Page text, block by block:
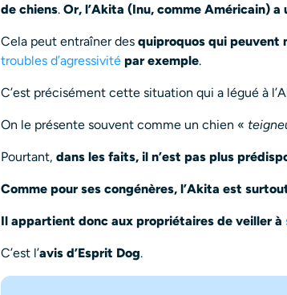
de chiens. Or, l’Akita (Inu, comme Américain)
Cela peut entraîner des quiproquos qui peuvent
troubles d’agressivité par exemple.
C’est précisément cette situation qui a légué à
On le présente souvent comme un chien «
Pourtant, dans les faits, il n’est pas plus
Comme pour ses congénères, l’Akita est
Il appartient donc aux propriétaires de veiller à
C’est l’avis d’Esprit Dog.